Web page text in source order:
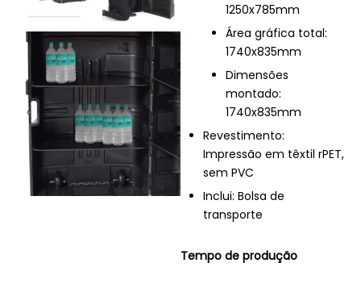
1250x785mm
Área gráfica total:
1740x835mm
Dimensões
montado:
1740x835mm
Revestimento:
Impressão em têxtil rPET,
sem PVC
Inclui: Bolsa de
transporte
Tempo de produção